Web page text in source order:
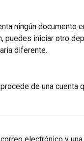
ningún documento
puedes iniciar otro
diferente.
de una cuenta
electrónico y